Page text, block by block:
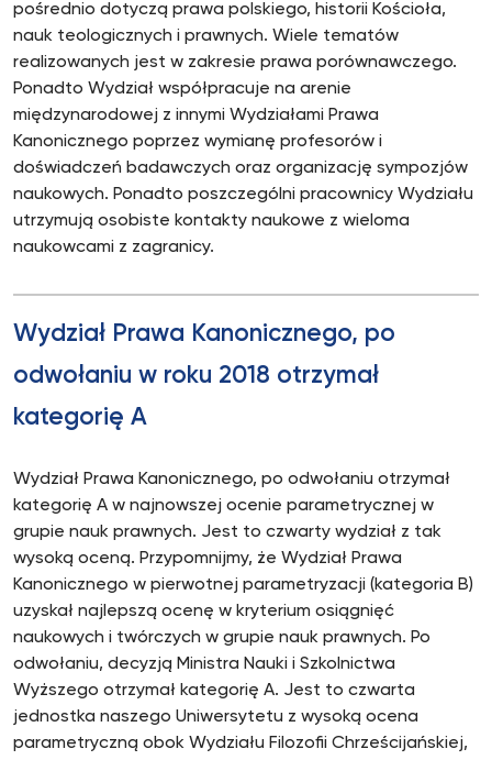
pośrednio dotyczą prawa polskiego, historii Kościoła,
nauk teologicznych i prawnych. Wiele tematów
realizowanych jest w zakresie prawa porównawczego.
Ponadto Wydział współpracuje na arenie
międzynarodowej z innymi Wydziałami Prawa
Kanonicznego poprzez wymianę profesorów i
doświadczeń badawczych oraz organizację sympozjów
naukowych. Ponadto poszczególni pracownicy Wydziału
utrzymują osobiste kontakty naukowe z wieloma
naukowcami z zagranicy.
Wydział Prawa Kanonicznego, po
odwołaniu w roku 2018 otrzymał
kategorię A
Wydział Prawa Kanonicznego, po odwołaniu otrzymał
kategorię A w najnowszej ocenie parametrycznej w
grupie nauk prawnych. Jest to czwarty wydział z tak
wysoką oceną. Przypomnijmy, że Wydział Prawa
Kanonicznego w pierwotnej parametryzacji (kategoria B)
uzyskał najlepszą ocenę w kryterium osiągnięć
naukowych i twórczych w grupie nauk prawnych. Po
odwołaniu, decyzją Ministra Nauki i Szkolnictwa
Wyższego otrzymał kategorię A. Jest to czwarta
jednostka naszego Uniwersytetu z wysoką ocena
parametryczną obok Wydziału Filozofii Chrześcijańskiej,